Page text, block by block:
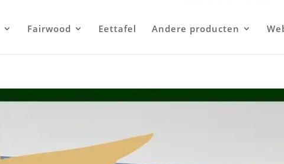
Fairwood Eettafel Andere producten